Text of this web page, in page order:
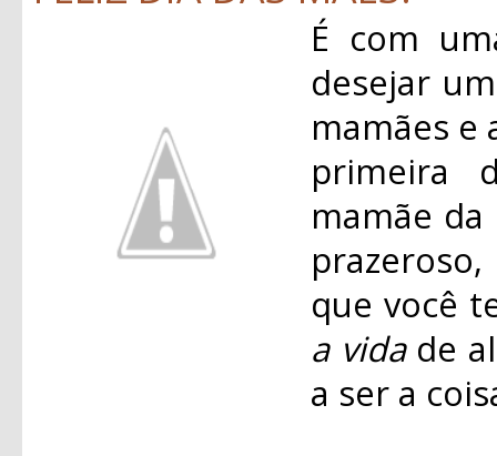
É com
desejar
mamães e
primeira
mamãe
que você
a vidade
a ser a